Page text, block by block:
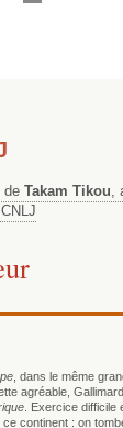
de Takam Tikou
, dans le même
agréable,
. Exercice difficile
continent : on